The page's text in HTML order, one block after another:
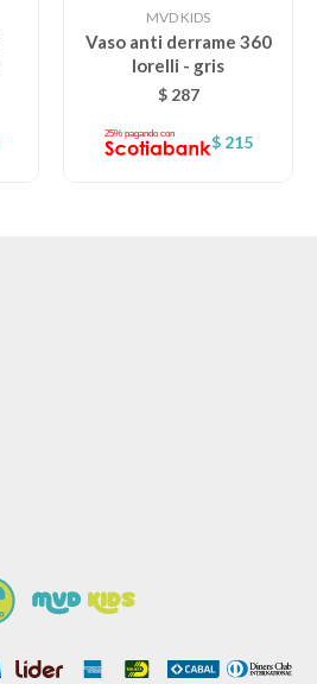
MVD KIDS
Vaso anti derrame 360
lorelli - gris
$ 287
$ 215